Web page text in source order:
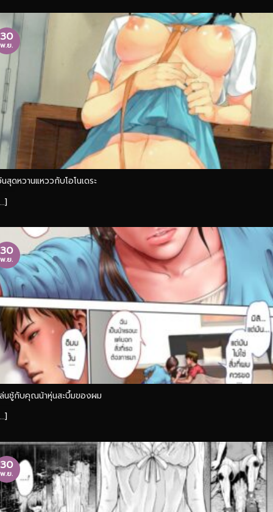
สุดหวานแหววกับโอโนเดระ
30
พ.ย.
นชู้กับคุณน้าหุ่นสะบึ้มของผม
30
พ.ย.
30
พ.ย.